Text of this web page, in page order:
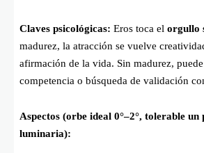
Claves psicológicas: Eros toca el orgullo
madurez, la atracción se vuelve
afirmación de la vida. Sin madurez,
competencia o búsqueda de validación
Aspectos (orbe ideal 0°–2°, tolerable un
luminaria):